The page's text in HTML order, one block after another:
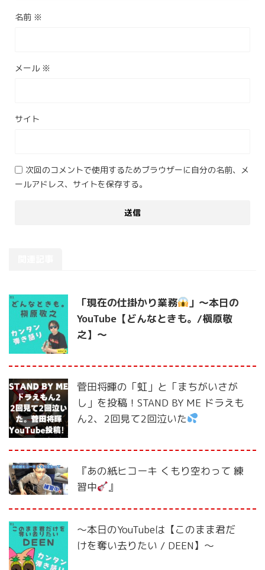
名前 ※
メール ※
サイト
次回のコメントで使用するためブラウザーに自分の名前、メ
ールアドレス、サイトを保存する。
「現在の仕掛かり業務
」〜本日の
YouTube【どんなときも。/槇原敬
之】〜
菅田将暉の「虹」と「まちがいさが
し」を投稿！STAND BY ME ドラえも
ん2、2回見て2回泣いた
『あの紙ヒコーキ くもり空わって 練
習中
』
〜本日のYouTubeは【このまま君だ
けを奪い去りたい / DEEN】〜